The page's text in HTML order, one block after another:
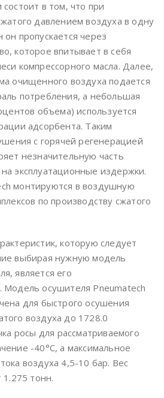
в том, что при
давлением воздуха в одну
пропускается через
которое впитывает в себя
компрессорного масла. Далее,
очищенного воздуха подается
потребления, а небольшая
объема) используется
адсорбента. Таким
с горячей регенерацией
незначительную часть
эксплуатационные издержки.
монтируются в воздушную
по производству сжатого
которую следует
выбирая нужную модель
является его
Модель осушителя Pneumatech
для быстрого осушения
воздуха до 1728.0
росы для рассматриваемого
-40°С, а максимальное
воздуха 4,5-10 бар. Вес
1.275 тонн.